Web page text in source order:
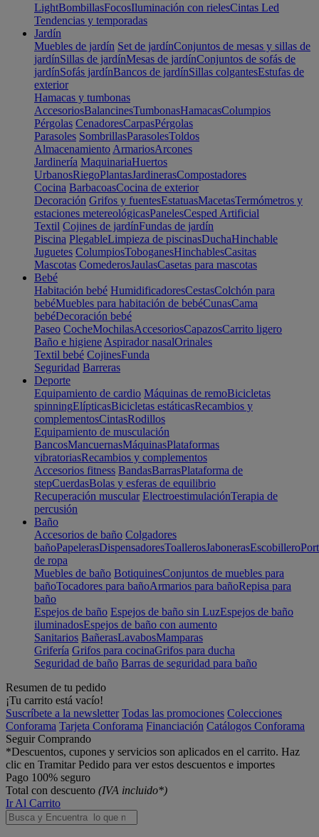
LightBombillasFocosIluminación con rielesCintas Led
Tendencias y temporadas
Jardín
Muebles de jardín Set de jardínConjuntos de mesas y sillas de
jardínSillas de jardínMesas de jardínConjuntos de sofás de
jardínSofás jardínBancos de jardínSillas colgantesEstufas de
exterior
Hamacas y tumbonas
AccesoriosBalancinesTumbonasHamacasColumpios
Pérgolas CenadoresCarpasPérgolas
Parasoles SombrillasParasolesToldos
Almacenamiento ArmariosArcones
Jardinería MaquinariaHuertos
UrbanosRiegoPlantasJardinerasCompostadores
Cocina BarbacoasCocina de exterior
Decoración Grifos y fuentesEstatuasMacetasTermómetros y
estaciones metereológicasPanelesCesped Artificial
Textil Cojines de jardínFundas de jardín
Piscina PlegableLimpieza de piscinasDuchaHinchable
Juguetes ColumpiosToboganesHinchablesCasitas
Mascotas ComederosJaulasCasetas para mascotas
Bebé
Habitación bebé HumidificadoresCestasColchón para
bebéMuebles para habitación de bebéCunasCama
bebéDecoración bebé
Paseo CocheMochilasAccesoriosCapazosCarrito ligero
Baño e higiene Aspirador nasalOrinales
Textil bebé CojinesFunda
Seguridad Barreras
Deporte
Equipamiento de cardio Máquinas de remoBicicletas
spinningElípticasBicicletas estáticasRecambios y
complementosCintasRodillos
Equipamiento de musculación
BancosMancuernasMáquinasPlataformas
vibratoriasRecambios y complementos
Accesorios fitness BandasBarrasPlataforma de
stepCuerdasBolas y esferas de equilibrio
Recuperación muscular ElectroestimulaciónTerapia de
percusión
Baño
Accesorios de baño Colgadores
bañoPapelerasDispensadoresToallerosJabonerasEscobillero
de ropa
Muebles de baño BotiquinesConjuntos de muebles para
bañoTocadores para bañoArmarios para bañoRepisa para
baño
Espejos de baño Espejos de baño sin LuzEspejos de baño
iluminadosEspejos de baño con aumento
Sanitarios BañerasLavabosMamparas
Grifería Grifos para cocinaGrifos para ducha
Seguridad de baño Barras de seguridad para baño
Resumen de tu pedido
¡Tu carrito está vacío!
Suscríbete a la newsletter Todas las promociones Colecciones
Conforama Tarjeta Conforama Financiación Catálogos Conforama
Seguir Comprando
*Descuentos, cupones y servicios son aplicados en el carrito. Haz
clic en Tramitar Pedido para ver estos descuentos e importes
Pago 100% seguro
Total con descuento (IVA incluido*)
Ir Al Carrito